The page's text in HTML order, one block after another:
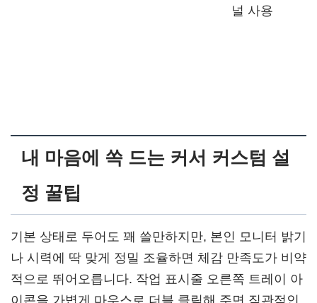
널 사용
내 마음에 쏙 드는 커서 커스텀 설
정 꿀팁
기본 상태로 두어도 꽤 쓸만하지만, 본인 모니터 밝기
나 시력에 딱 맞게 정밀 조율하면 체감 만족도가 비약
적으로 뛰어오릅니다. 작업 표시줄 오른쪽 트레이 아
이콘을 가볍게 마우스로 더블 클릭해 주면 직관적인